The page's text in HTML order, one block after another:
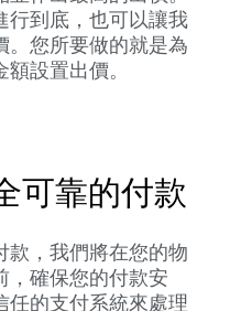
行到底，也可以讓我
。您所要做的就是為
額設置出價。
可靠的付款
款，我們將在您的物
，確保您的付款安
任的支付系統來處理